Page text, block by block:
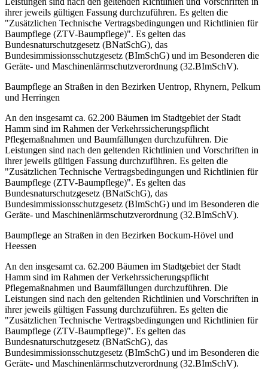
ihrer jeweils gültigen Fassung durchzuführen. Es gelten die
"Zusätzlichen Technische Vertragsbedingungen und Richtlinien für
Baumpflege (ZTV-Baumpflege)". Es gelten das
Bundesnaturschutzgesetz (BNatSchG), das
Bundesimmissionsschutzgesetz (BImSchG) und im Besonderen die
Geräte- und Maschinenlärmschutzverordnung (32.BImSchV).
Baumpflege an Straßen in den Bezirken Uentrop, Rhynern, Pelkum
und Herringen
An den insgesamt ca. 62.200 Bäumen im Stadtgebiet der Stadt
Hamm sind im Rahmen der Verkehrssicherungspflicht
Pflegemaßnahmen und Baumfällungen durchzuführen. Die
Leistungen sind nach den geltenden Richtlinien und Vorschriften in
ihrer jeweils gültigen Fassung durchzuführen. Es gelten die
"Zusätzlichen Technische Vertragsbedingungen und Richtlinien für
Baumpflege (ZTV-Baumpflege)". Es gelten das
Bundesnaturschutzgesetz (BNatSchG), das
Bundesimmissionsschutzgesetz (BImSchG) und im Besonderen die
Geräte- und Maschinenlärmschutzverordnung (32.BImSchV).
Baumpflege an Straßen in den Bezirken Bockum-Hövel und
Heessen
An den insgesamt ca. 62.200 Bäumen im Stadtgebiet der Stadt
Hamm sind im Rahmen der Verkehrssicherungspflicht
Pflegemaßnahmen und Baumfällungen durchzuführen. Die
Leistungen sind nach den geltenden Richtlinien und Vorschriften in
ihrer jeweils gültigen Fassung durchzuführen. Es gelten die
"Zusätzlichen Technische Vertragsbedingungen und Richtlinien für
Baumpflege (ZTV-Baumpflege)". Es gelten das
Bundesnaturschutzgesetz (BNatSchG), das
Bundesimmissionsschutzgesetz (BImSchG) und im Besonderen die
Geräte- und Maschinenlärmschutzverordnung (32.BImSchV).